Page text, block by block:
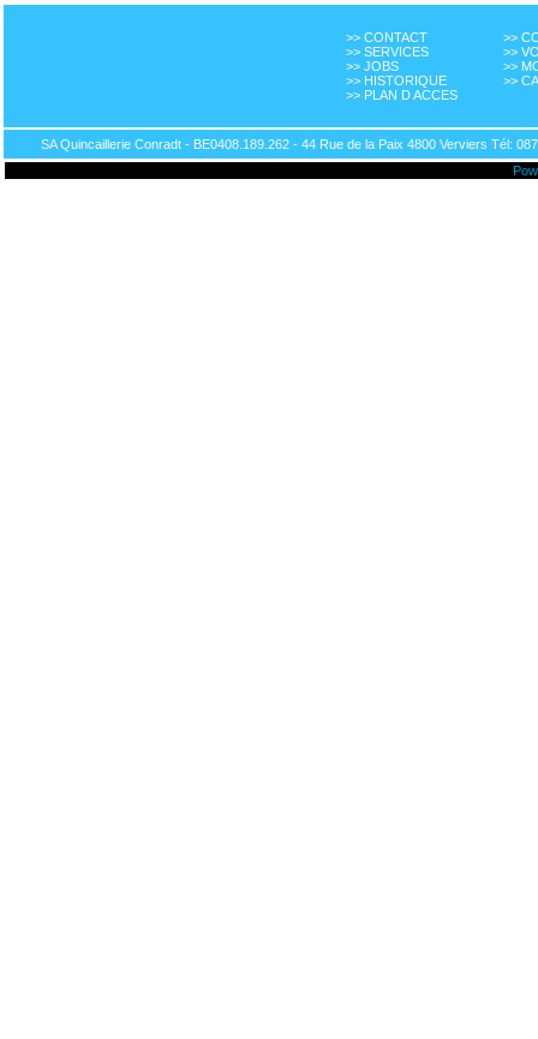
>> CONTACT
>> SERVICES
>> JOBS
>> HISTORIQUE
>> PLAN D ACCES
>>
>>
>>
>>
SA Quincaillerie Conradt - BE0408.189.262 - 44 Rue de la Paix 4800 Verviers Tél: